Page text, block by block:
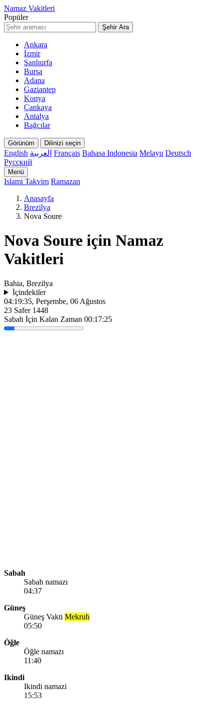
Namaz Vakitleri
Popüler
Şehir Ara
Ankara
İzmir
Şanlıurfa
Bursa
Adana
Gaziantep
Konya
Çankaya
Antalya
Bağcılar
Görünüm Dilinizi seçin
English العربية Français Bahasa Indonesia Melayu Deutsch
Русский
Menü
Islami Takvim Ramazan
Anasayfa
Brezilya
Nova Soure
Nova Soure için Namaz
Vakitleri
Bahia, Brezilya
İçindekiler
04:19:35, Perşembe, 06 Ağustos
23 Safer 1448
Sabah İçin Kalan Zaman 00:17:25
Sabah
Sabah namazı
04:37
Güneş
Güneş Vakti Mekruh
05:50
Öğle
Öğle namazı
11:40
Ikindi
Ikindi namazi
15:53